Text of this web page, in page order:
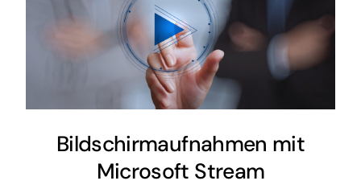
Bildschirmaufnahmen mit
Microsoft Stream